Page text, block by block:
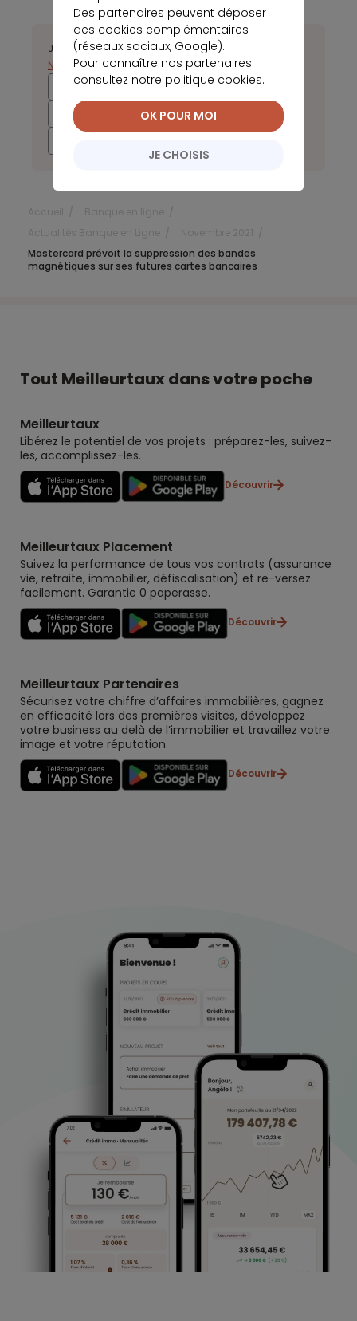
2026 2025 2024
2023
2022
2021 2020
JanvierFévrierMarsAvrilJuilletAoûtSeptembre
NovembreDécembre
Mastercard prévoit la suppression des bandes
magnétiques sur ses futures cartes bancaires
Tout Meilleurtaux dans votre poche
Meilleurtaux
Libérez le potentiel de vos projets : préparez-les, suivez-
les, accomplissez-les.
Découvrir
Meilleurtaux Placement
Suivez la performance de tous vos contrats (assurance
vie, retraite, immobilier, défiscalisation) et re-versez
facilement. Garantie 0 paperasse.
Découvrir
Meilleurtaux Partenaires
Sécurisez votre chiffre d’affaires immobilières, gagnez
en efficacité lors des premières visites, développez
votre business au delà de l’immobilier et travaillez votre
image et votre réputation.
Découvrir
Des partenaires peuvent déposer
des cookies complémentaires
(réseaux sociaux, Google).
Pour connaître nos partenaires
consultez notre politique cookies.
JE CHOISIS
OK POUR MOI